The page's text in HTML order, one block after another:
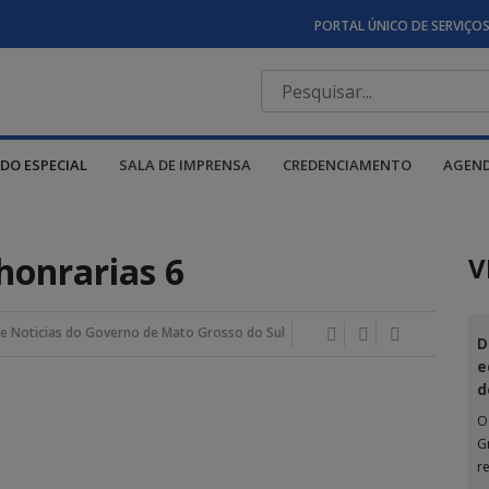
PORTAL ÚNICO DE SERVIÇOS
ESPECIAL SALA DE IMPRENSA CREDENCIAMENTO
6
Noticias do Governo de Mato Grosso do Sul